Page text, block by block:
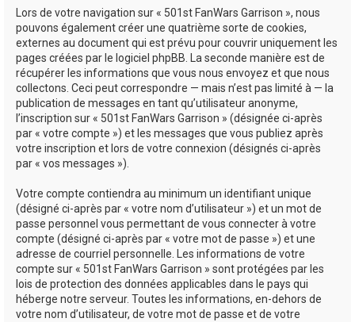
Lors de votre navigation sur « 501st FanWars Garrison », nous
pouvons également créer une quatrième sorte de cookies,
externes au document qui est prévu pour couvrir uniquement les
pages créées par le logiciel phpBB. La seconde manière est de
récupérer les informations que vous nous envoyez et que nous
collectons. Ceci peut correspondre — mais n’est pas limité à — la
publication de messages en tant qu’utilisateur anonyme,
l’inscription sur « 501st FanWars Garrison » (désignée ci-après
par « votre compte ») et les messages que vous publiez après
votre inscription et lors de votre connexion (désignés ci-après
par « vos messages »).
Votre compte contiendra au minimum un identifiant unique
(désigné ci-après par « votre nom d’utilisateur ») et un mot de
passe personnel vous permettant de vous connecter à votre
compte (désigné ci-après par « votre mot de passe ») et une
adresse de courriel personnelle. Les informations de votre
compte sur « 501st FanWars Garrison » sont protégées par les
lois de protection des données applicables dans le pays qui
héberge notre serveur. Toutes les informations, en-dehors de
votre nom d’utilisateur, de votre mot de passe et de votre